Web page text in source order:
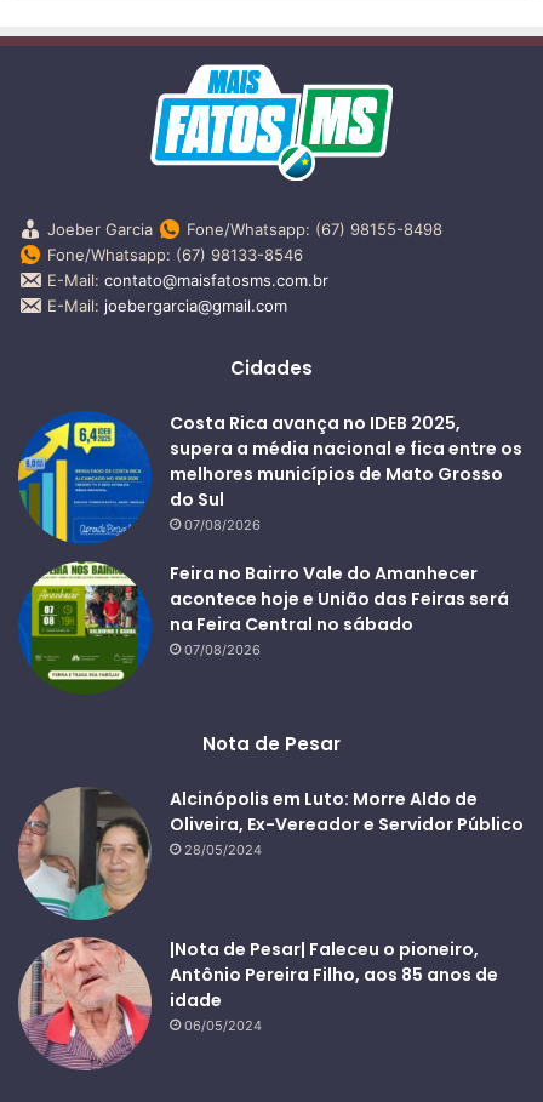
Joeber Garcia
Fone/Whatsapp: (67) 98155-8498
Fone/Whatsapp: (67) 98133-8546
E-Mail: contato@maisfatosms.com.br
E-Mail: joebergarcia@gmail.com
Cidades
Costa Rica avança no IDEB 2025,
supera a média nacional e fica entre os
melhores municípios de Mato Grosso
do Sul
07/08/2026
Feira no Bairro Vale do Amanhecer
acontece hoje e União das Feiras será
na Feira Central no sábado
07/08/2026
Nota de Pesar
Alcinópolis em Luto: Morre Aldo de
Oliveira, Ex-Vereador e Servidor Público
28/05/2024
|Nota de Pesar| Faleceu o pioneiro,
Antônio Pereira Filho, aos 85 anos de
idade
06/05/2024